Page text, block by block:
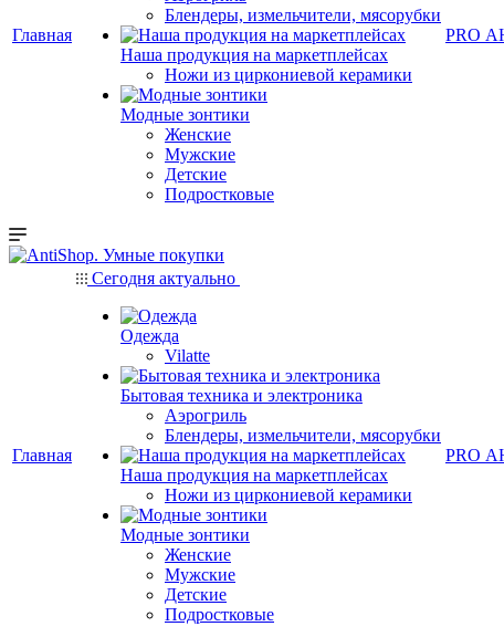
Главная
Блендеры, измельчители, мясорубки
Наша продукция на маркетплейсах
Ножи из циркониевой керамики
Модные зонтики
Женские
Мужские
Детские
Подростковые
PRO
Главная
Сегодня актуально
Одежда
Vilatte
Бытовая техника и электроника
Аэрогриль
Блендеры, измельчители, мясорубки
Наша продукция на маркетплейсах
Ножи из циркониевой керамики
Модные зонтики
Женские
Мужские
Детские
Подростковые
PRO